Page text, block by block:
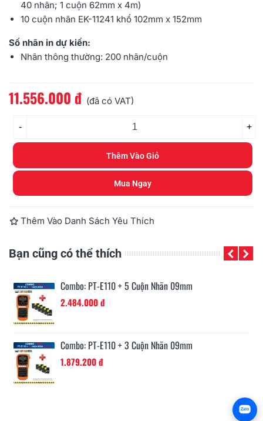
40 nhãn; 1 cuộn 62mm x 4m)
10 cuộn nhãn EK-11241 khổ 102mm x 152mm
Số nhãn in dự kiến:
Nhãn thông thường: 200 nhãn/cuộn
Đọc thêm
11.556.000 đ (đã có VAT)
- +
Thêm Vào Giỏ
Mua Ngay
Thêm Vào Danh Sách Yêu Thích
Bạn cũng có thể thích
Combo: PT-E110 + 5 Cuộn Nhãn 09mm
2.484.000 đ
Combo: PT-E110 + 3 Cuộn Nhãn 09mm
1.879.200 đ
Zalo